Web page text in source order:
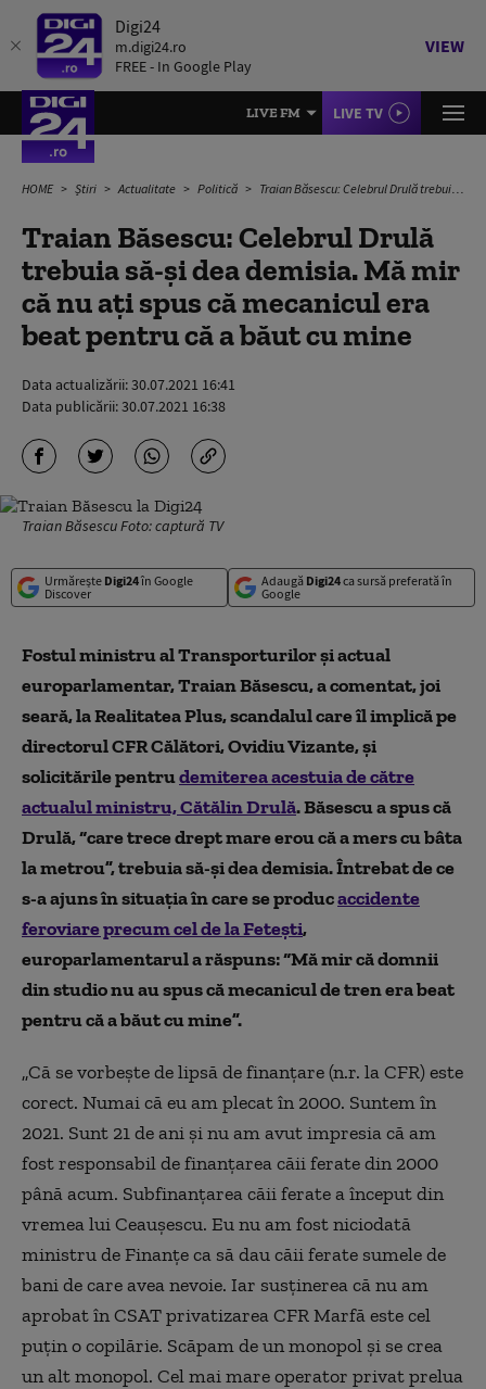
Digi24
m.digi24.ro
FREE - In Google Play
VIEW
LIVE FM LIVE TV
HOME Știri Actualitate Politică Traian Băsescu: Celebrul Drulă trebuia să-și dea demisia. Mă mir că nu ați spus că mecanicul era beat pentru că a băut cu mine
Traian Băsescu: Celebrul Drulă
trebuia să-și dea demisia. Mă mir
că nu ați spus că mecanicul era
beat pentru că a băut cu mine
Data actualizării:30.07.2021 16:41
Data publicării:30.07.2021 16:38
Traian Băsescu Foto: captură TV
Urmărește Digi24în Google
Discover
Adaugă Digi24ca sursă preferată în
Google
Fostul ministru al Transporturilor și actual
europarlamentar, Traian Băsescu, a comentat, joi
seară, la Realitatea Plus, scandalul care îl implică pe
directorul CFR Călători, Ovidiu Vizante, și
solicitările pentrudemiterea acestuia de către
actualul ministru, Cătălin Drulă. Băsescu a spus că
Drulă, “care trece drept mare erou că a mers cu bâta
la metrou”, trebuia să-și dea demisia. Întrebat de ce
s-a ajuns în situația în care se producaccidente
feroviare precum cel de la Fetești,
europarlamentarul a răspuns: “Mă mir că domnii
din studio nu au spus că mecanicul de tren era beat
pentru că a băut cu mine”.
„Că se vorbește de lipsă de finanțare (n.r. la CFR) este
corect. Numai că eu am plecat în 2000. Suntem în
2021. Sunt 21 de ani și nu am avut impresia că am
fost responsabil de finanțarea căii ferate din 2000
până acum. Subfinanțarea căii ferate a început din
vremea lui Ceaușescu. Eu nu am fost niciodată
ministru de Finanțe ca să dau căii ferate sumele de
bani de care avea nevoie. Iar susținerea că nu am
aprobat în CSAT privatizarea CFR Marfă este cel
puțin o copilărie. Scăpam de un monopol și se crea
un alt monopol. Cel mai mare operator privat prelua